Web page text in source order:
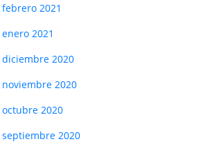
febrero 2021
enero 2021
diciembre 2020
noviembre 2020
octubre 2020
septiembre 2020